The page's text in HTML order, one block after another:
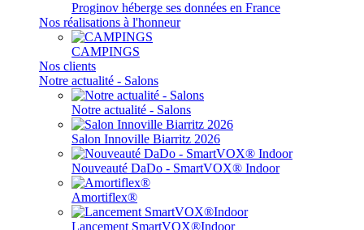
Proginov héberge ses données en France
Nos réalisations à l'honneur
CAMPINGS
Nos clients
Notre actualité - Salons
Notre actualité - Salons
Salon Innoville Biarritz 2026
Nouveauté DaDo - SmartVOX® Indoor
Amortiflex®
Lancement SmartVOX®Indoor